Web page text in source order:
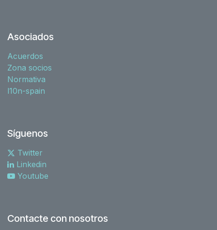
Asociados
Acuerdos
Zona socios
Normativa
l10n-spain
Síguenos
Twitter
Linkedin
Youtube
Contacte con nosotros